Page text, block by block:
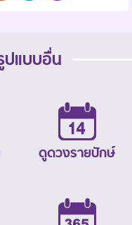
ปแบบอื่น
ดูดวงรายปักษ์